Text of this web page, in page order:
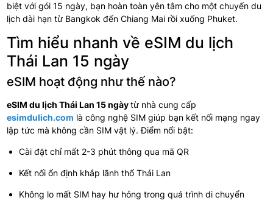
biệt với gói 15 ngày, bạn hoàn toàn yên tâm cho một chuyến du
lịch dài hạn từ Bangkok đến Chiang Mai rồi xuống Phuket.
Tìm hiểu nhanh về eSIM du lịch
Thái Lan 15 ngày
eSIM hoạt động như thế nào?
eSIM du lịch Thái Lan 15 ngàytừ nhà cung cấp
esimdulich.com là công nghệ SIM giúp bạn kết nối mạng ngay
lập tức mà không cần SIM vật lý. Điểm nổi bật:
Cài đặt chỉ mất 2-3 phút thông qua mã QR
Kết nối ổn định khắp lãnh thổ Thái Lan
Không lo mất SIM hay hư hỏng trong quá trình di chuyển